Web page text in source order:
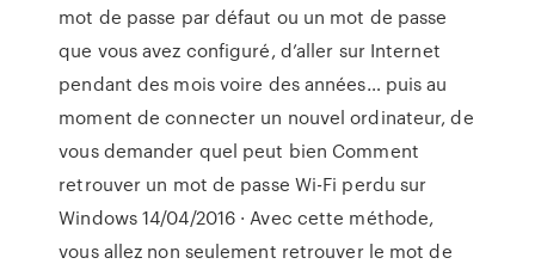
mot de passe par défaut ou un mot de passe
que vous avez configuré, d’aller sur Internet
pendant des mois voire des années… puis au
moment de connecter un nouvel ordinateur, de
vous demander quel peut bien Comment
retrouver un mot de passe Wi-Fi perdu sur
Windows 14/04/2016 · Avec cette méthode,
vous allez non seulement retrouver le mot de